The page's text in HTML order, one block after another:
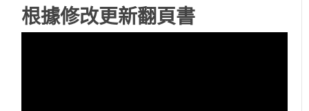
根據修改更新翻頁書